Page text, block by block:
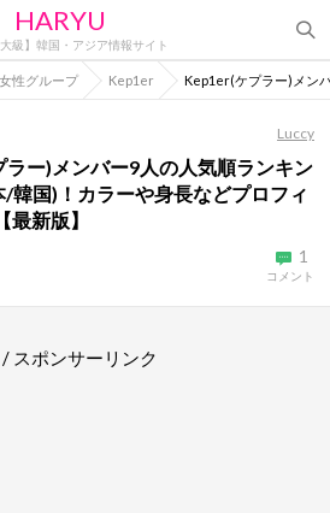
HARYU
大級】韓国・アジア情報サイト
女性グループ Kep1er Kep1er(ケプラー)メン
Luccy
ー)メンバー9人の人気順ランキン
韓国)！カラーや身長などプロフィ
最新版】
1
コメント
スポンサーリンク